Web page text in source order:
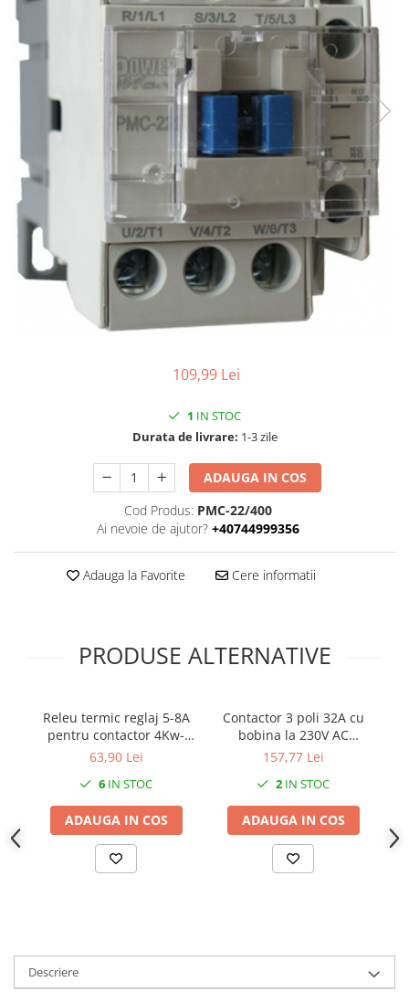
109,99 Lei
1 IN STOC
Durata de livrare: 1-3 zile
ADAUGA IN COS
Cod Produs: PMC-22/400
Ai nevoie de ajutor? +40744999356
Adauga la Favorite Cere informatii
PRODUSE ALTERNATIVE
Releu termic reglaj 5-8A
pentru contactor 4Kw-
7.5Kw
63,90 Lei
6 IN STOC
ADAUGA IN COS
Contactor 3 poli 32A cu
bobina la 230V AC
2NO+2NC 2 contacte
contacte normal inchise
157,77 Lei
2 IN STOC
ADAUGA IN COS
Descriere